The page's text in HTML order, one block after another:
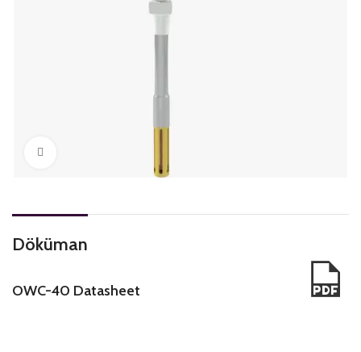
Döküman
OWC-40 Datasheet